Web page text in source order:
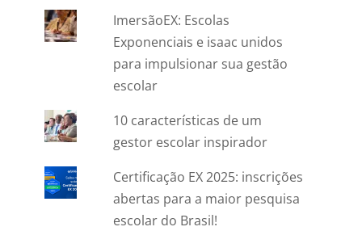
ImersãoEX: Escolas
Exponenciais e isaac unidos
para impulsionar sua gestão
escolar
10 características de um
gestor escolar inspirador
Certificação EX 2025: inscrições
abertas para a maior pesquisa
escolar do Brasil!